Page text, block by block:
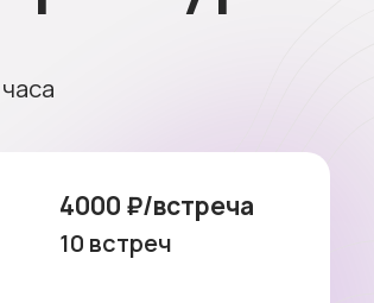
4000 ₽/встреча
10 встреч